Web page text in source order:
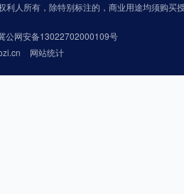
利人所有，除特别标注的，商业用途均须购买
公网安备13022702000109号
网站统计